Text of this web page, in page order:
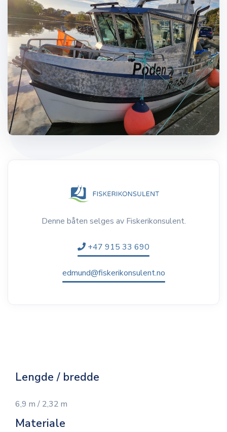
Denne båten selges av Fiskerikonsulent.
+47 915 33 690
edmund@fiskerikonsulent.no
Lengde / bredde
6,9 m / 2,32 m
Materiale